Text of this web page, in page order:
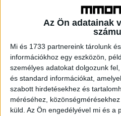
Az Ön adatainak
Mi és 1733 partnereink tárolunk
információkhoz egy eszközön,
személyes adatokat dolgozunk
és standard információkat,
szabott hirdetésekhez és
méréséhez,
küld. Az Ön engedélyével mi és a
évvel ezelőtt indította útjára a
kezdeményezését, amelyben
a saját korlátaik leküzdéséről.
ismert embert és civilt
második alkalommal adták át
Mostantól lehetőség lesz arra
és üzenetek podcast
akik szeretnének változtatni az
arra, másoknak ez hogyan